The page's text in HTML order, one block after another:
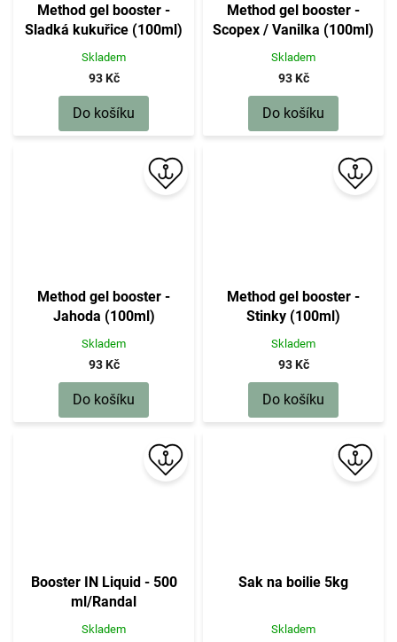
Method gel booster -
Sladká kukuřice (100ml)
Skladem
93 Kč
Do košíku
Method gel booster -
Scopex / Vanilka (100ml)
Skladem
93 Kč
Do košíku
Method gel booster -
Jahoda (100ml)
Skladem
93 Kč
Do košíku
Method gel booster -
Stinky (100ml)
Skladem
93 Kč
Do košíku
Booster IN Liquid - 500
ml/Randal
Skladem
Sak na boilie 5kg
Skladem